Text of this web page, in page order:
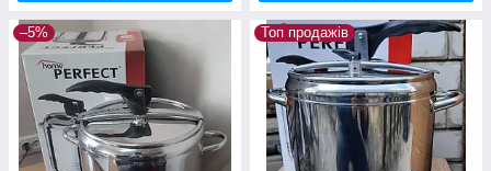
–5% Топ продажів